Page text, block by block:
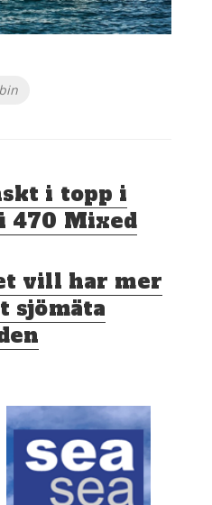
i topp i
470 Mixed
vill har mer
sjömäta